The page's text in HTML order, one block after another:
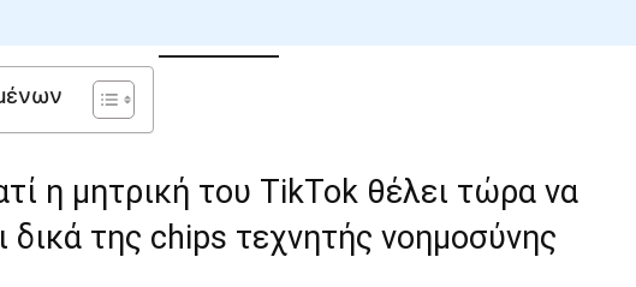
η μητρική του TikTok θέλει τώρα να
δικά της chips τεχνητής νοημοσύνης